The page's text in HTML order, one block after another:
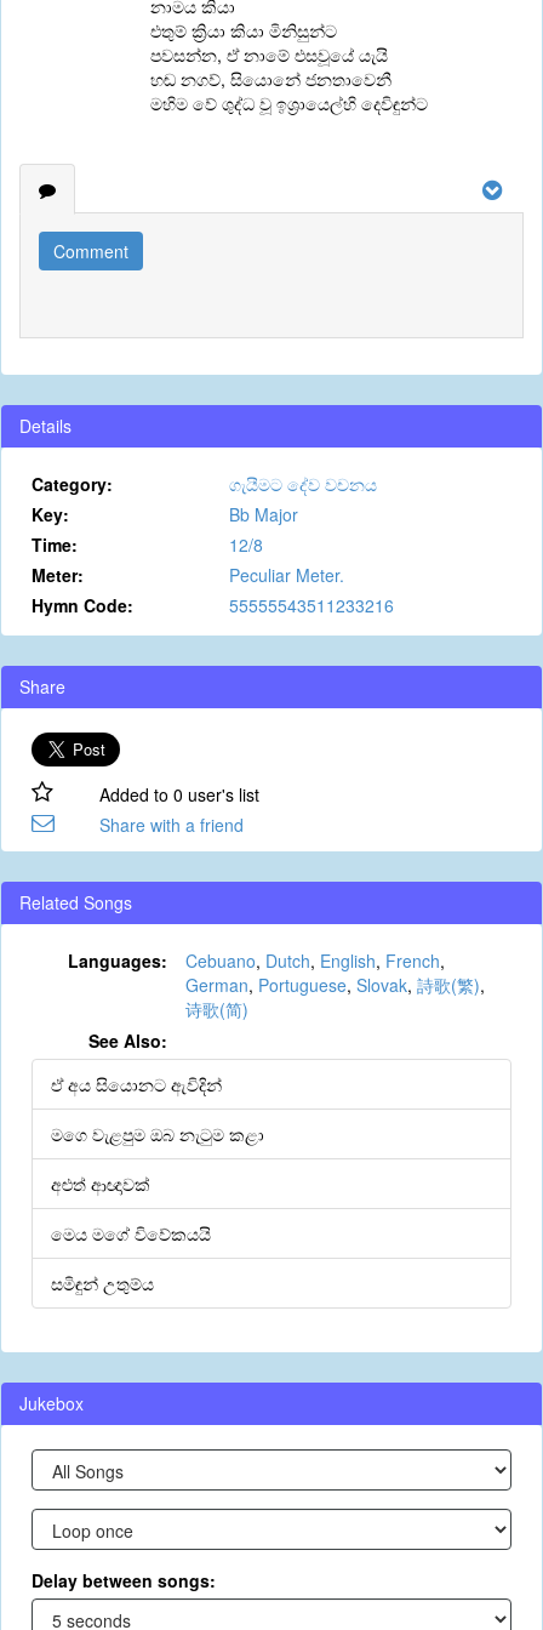
නාමය කියා
එතුම් ක්‍රියා කියා මිනිසුන්ට
පවසන්න, ඒ නාමේ එසවූයේ යැයි
හඬ නගව්, සියොනේ ජනතාවෙනී
මහිම වේ ශුද්ධ වූ ඉශ්‍රායෙල්හි දෙවිඳුන්ට
Comment
Details
Category:
ගැයීමට දේව වචනය
Key:
Bb Major
Time:
12/8
Meter:
Peculiar Meter.
Hymn Code:
55555543511233216
Share
Added to 0 user's list
Share with a friend
Related Songs
Languages: Cebuano, Dutch, English, French,
German, Portuguese, Slovak, 詩歌(繁),
诗歌(简)
See Also:
ඒ අය සියොනට ඇවිදින්
මගෙ වැළපුම ඔබ නැටුම කළා
අළුත් ආඥාවක්
මෙය මගේ විවේකයයි
සමිඳුන් උතුම්ය
Jukebox
Delay between songs: